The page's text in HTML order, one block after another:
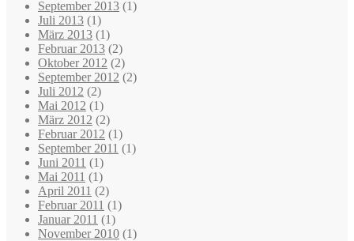
September 2013 (1)
Juli 2013 (1)
März 2013 (1)
Februar 2013 (2)
Oktober 2012 (2)
September 2012 (2)
Juli 2012 (2)
Mai 2012 (1)
März 2012 (2)
Februar 2012 (1)
September 2011 (1)
Juni 2011 (1)
Mai 2011 (1)
April 2011 (2)
Februar 2011 (1)
Januar 2011 (1)
November 2010 (1)